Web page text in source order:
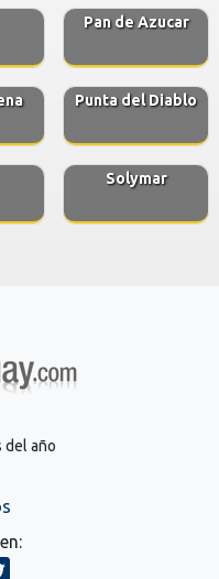
Pan de Azucar
Punta del Diablo
Solymar
del año